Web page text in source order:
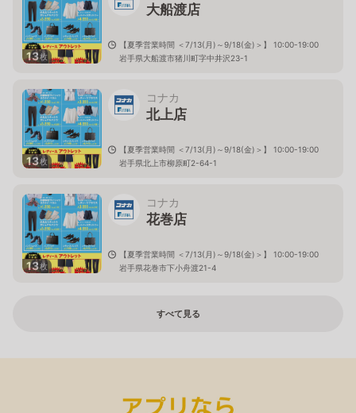
13枚
大船渡店
【夏季営業時間 ＜7/13(月)～9/18(金)＞】 10:00-19:00
岩手県大船渡市猪川町字中井沢23-1
13枚
コナカ
北上店
【夏季営業時間 ＜7/13(月)～9/18(金)＞】 10:00-19:00
岩手県北上市柳原町2-64-1
13枚
コナカ
花巻店
【夏季営業時間 ＜7/13(月)～9/18(金)＞】 10:00-19:00
岩手県花巻市下小舟渡21-4
すべて見る